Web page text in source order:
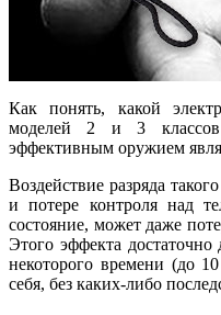
Как понять, какой
моделей 2 и 3
эффективным оружием
Воздействие разряда
и потере контроля над
состояние, может даже
Этого эффекта
некоторого времени (до
себя, без каких-либо